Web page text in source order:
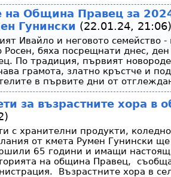
на Община Правец за
Гунински (22.01.24, 21:06)
Ивайло и неговото семейство
Росен, бяха посрещнати днес,
По традиция, първият
грамота, златно кръстче и
в първите дни от
за възрастните хора в
с хранителни продукти,
от кмета Румен Гунински
65 години и имащи настоящ
на община Правец,
Възрастните хора в